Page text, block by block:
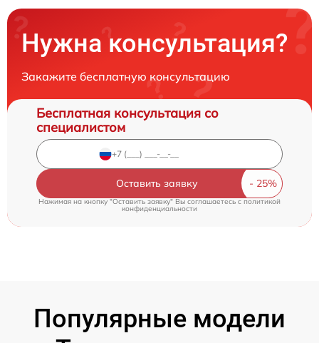
Нужна консультация?
Закажите бесплатную консультацию
Бесплатная консультация со
специалистом
Оставить заявку
Нажимая на кнопку "Оставить заявку" Вы соглашаетесь cполитикой
конфиденциальности
Популярные модели